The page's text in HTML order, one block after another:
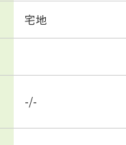
宅地
-/-